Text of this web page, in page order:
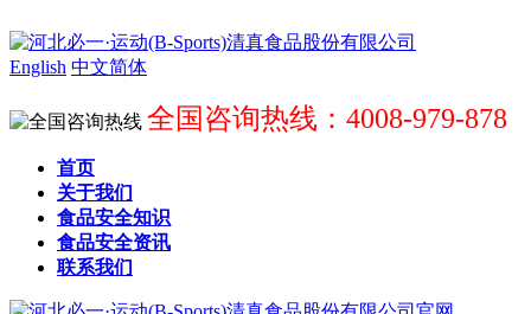
English 中文简体
全国咨询热线：4008-979-878
首页
关于我们
食品安全知识
食品安全资讯
联系我们